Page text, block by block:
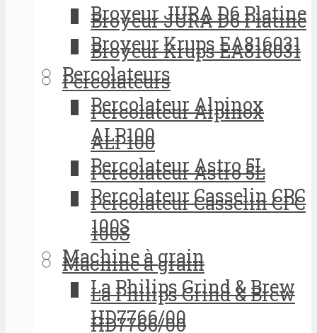
Broyeur JURA D6 Platine
Broyeur Krups EA816031
Percolateurs
Percolateur Alpinox
ALP100
Percolateur Astro 5L
Percolateur Casselin CPC
100S
Machine à grain
La Philips Grind & Brew
HD7766/00
Broyeur JURA D6 Platine
Broyeur Krups EA816031
Percolateurs
Percolateur Alpinox
ALP100
Percolateur Astro 5L
Percolateur Casselin CPC
100S
Machine à grain
La Philips Grind & Brew
HD7766/00